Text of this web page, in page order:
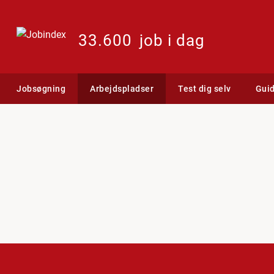
33.600 job i dag
Jobsøgning Arbejdspladser Test dig selv